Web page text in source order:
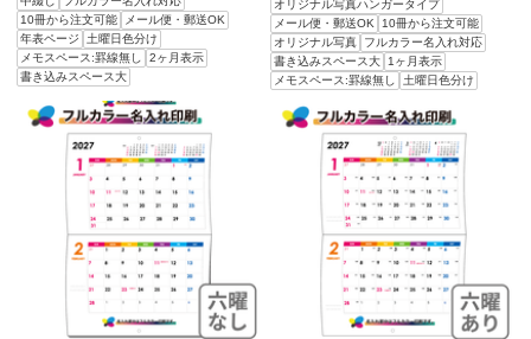
10冊から注文可能
メール便・郵送OK
年表ページ
土曜日色分け
メモスペース:罫線無し
2ヶ月表示
書き込みスペース大
オリジナル写真ハンガータイプ
メール便・郵送OK 10冊から注文可能
オリジナル写真
フルカラー名入れ対応
書き込みスペース大 1ヶ月表示
メモスペース:罫線無し
土曜日色分け